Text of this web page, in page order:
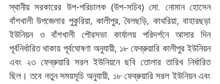
স্থানীয় সরকারের উপ-পরিচালক(উপ-সচিব)মো. নোমান হোসেন
বাঁশখালী উপজেলার পুকুরিয়া,কালীপুর,বৈলছড়ি, কাথরিয়া,বাহারছড়া
ইউনিয়ন
ও বাঁশখালী পৌরসভা কার্যালয় পরিদর্শনে আসার
দিন
পূর্বনির্ধারিত থাকায় পূর্বঘোষণা অনুযায়ী, ১৮ ফেব্রুয়ারি কালীপুর ইউনিয়ন
এবং ২৩ ফেব্রুয়ারি সরল ইউনিয়নে ছবি তোলার তারিখ নির্ধারিত
ছিল। তবে নতুন সময়সূচি অনুযায়ী, ১৮ ফেব্রুয়ারি সরল ইউনিয়ন এবং